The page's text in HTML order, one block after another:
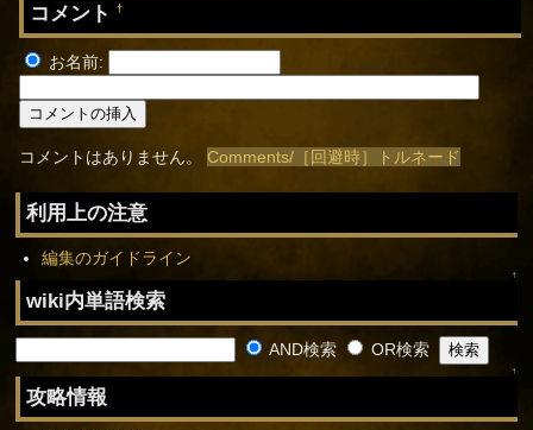
コメント†
お名前:
コメントはありません。Comments/［回避時］トルネード
利用上の注意
編集のガイドライン
↑
wiki内単語検索
AND検索 OR検索
↑
攻略情報